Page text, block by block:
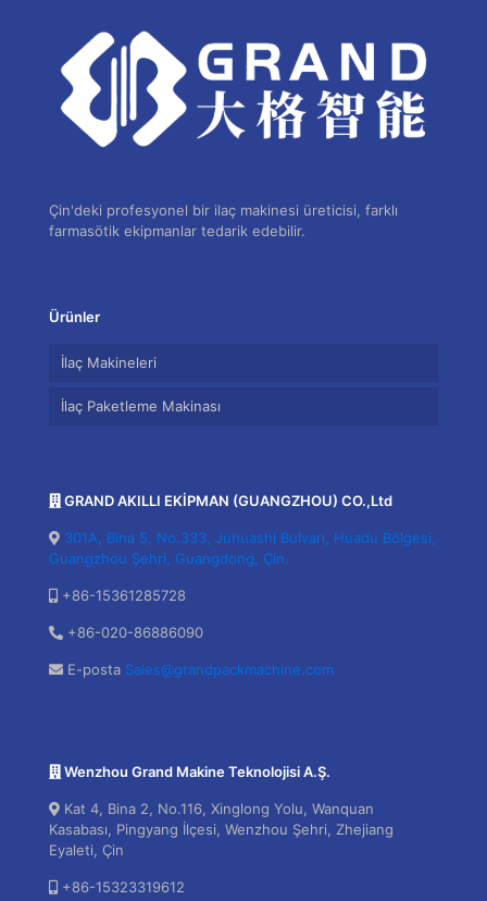
Çin'deki profesyonel bir ilaç makinesi üreticisi, farklı
farmasötik ekipmanlar tedarik edebilir.
Ürünler
İlaç Makineleri
İlaç Paketleme Makinası
GRAND AKILLI EKİPMAN (GUANGZHOU) CO.,Ltd
301A, Bina 5, No.333, Juhuashi Bulvarı, Huadu Bölgesi,
Guangzhou Şehri, Guangdong, Çin.
+86-15361285728
+86-020-86886090
E-posta Sales@grandpackmachine.com
Wenzhou Grand Makine Teknolojisi A.Ş.
Kat 4, Bina 2, No.116, Xinglong Yolu, Wanquan
Kasabası, Pingyang İlçesi, Wenzhou Şehri, Zhejiang
Eyaleti, Çin
+86-15323319612